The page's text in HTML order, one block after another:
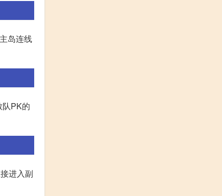
岛连线
PK的
进入副